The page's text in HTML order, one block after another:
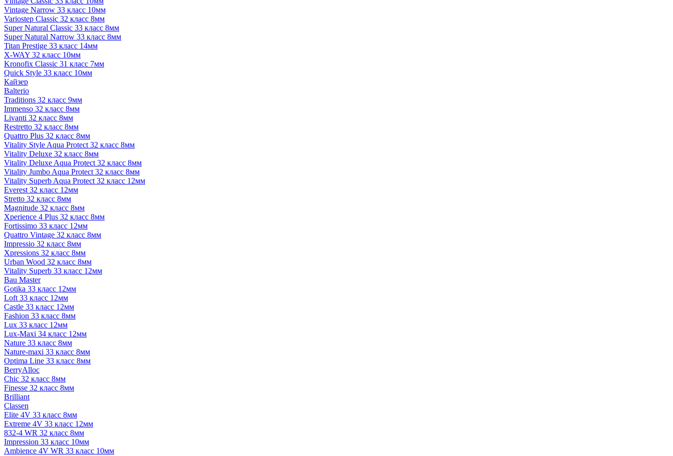
Vintage Narrow 33 класс 10мм
Variostep Classic 32 класс 8мм
Super Natural Classic 33 класс 8мм
Super Natural Narrow 33 класс 8мм
Titan Prestige 33 класс 14мм
X-WAY 32 класс 10мм
Kronofix Classic 31 класс 7мм
Quick Style 33 класс 10мм
Кайзер
Balterio
Traditions 32 класс 9мм
Immenso 32 класс 8мм
Livanti 32 класс 8мм
Restretto 32 класс 8мм
Quattro Plus 32 класс 8мм
Vitality Style Aqua Protect 32 класс 8мм
Vitality Deluxe 32 класс 8мм
Vitality Deluxe Aqua Protect 32 класс 8мм
Vitality Jumbo Aqua Protect 32 класс 8мм
Vitality Superb Aqua Protect 32 класс 12мм
Everest 32 класс 12мм
Stretto 32 класс 8мм
Magnitude 32 класс 8мм
Xperience 4 Plus 32 класс 8мм
Fortissimo 33 класс 12мм
Quattro Vintage 32 класс 8мм
Impressio 32 класс 8мм
Xpressions 32 класс 8мм
Urban Wood 32 класс 8мм
Vitality Superb 33 класс 12мм
Bau Master
Gotika 33 класс 12мм
Loft 33 класс 12мм
Castle 33 класс 12мм
Fashion 33 класс 8мм
Lux 33 класс 12мм
Lux-Maxi 34 класс 12мм
Nature 33 класс 8мм
Nature-maxi 33 класс 8мм
Optima Line 33 класс 8мм
BerryAlloc
Chic 32 класс 8мм
Finesse 32 класс 8мм
Brilliant
Classen
Elite 4V 33 класс 8мм
Extreme 4V 33 класс 12мм
832-4 WR 32 класс 8мм
Impression 33 класс 10мм
Ambience 4V WR 33 класс 10мм